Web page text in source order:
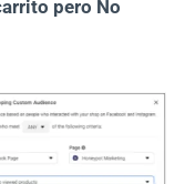
pero No